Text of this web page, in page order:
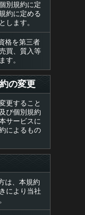
別規約に定
約に定める
します。
格を第三者
買、質入等
す。
の変更
更すること
び個別規約
サービスに
によるもの
は、本規約
により当社